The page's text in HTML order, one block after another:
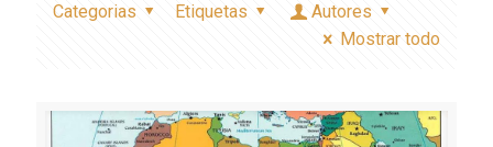
Categorias Etiquetas
Autores
Mostrar todo